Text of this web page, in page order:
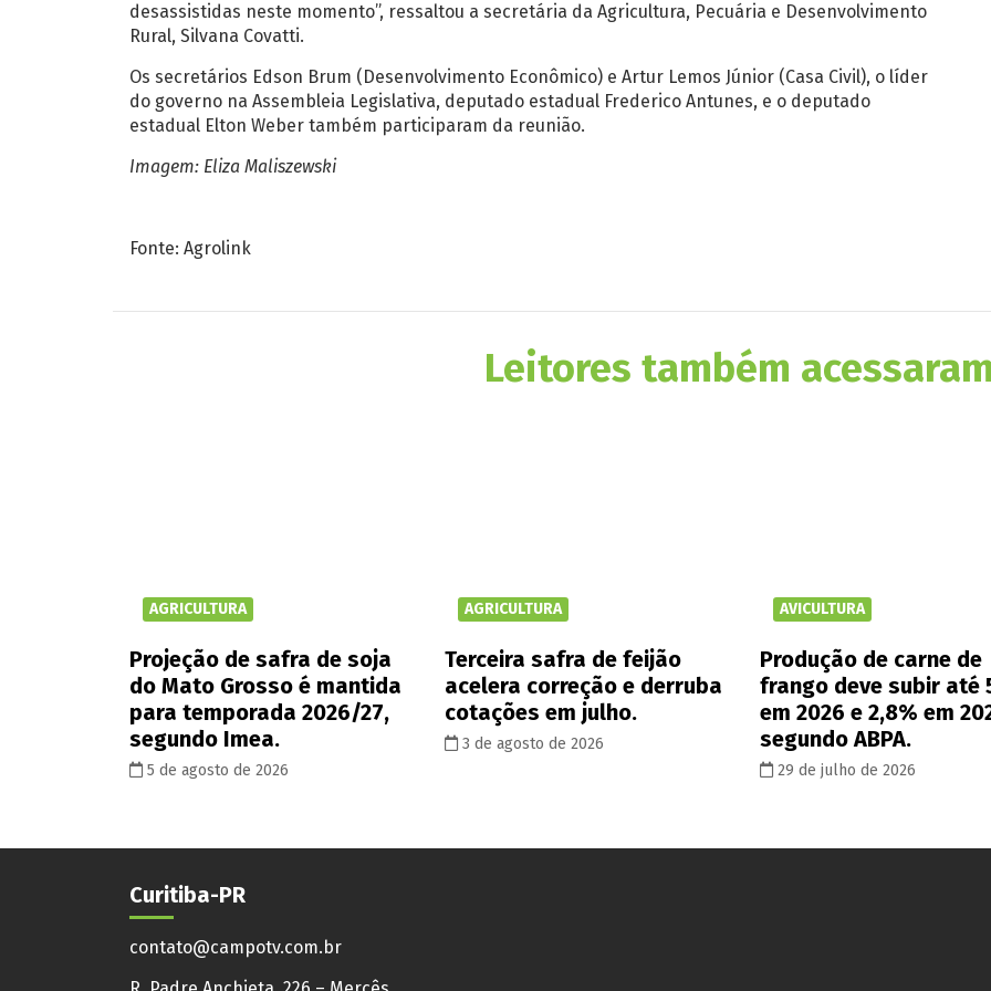
desassistidas neste momento”, ressaltou a secretária da Agricultura, Pecuária e Desenvolvimento
Rural, Silvana Covatti.
Os secretários Edson Brum (Desenvolvimento Econômico) e Artur Lemos Júnior (Casa Civil), o líder
do governo na Assembleia Legislativa, deputado estadual Frederico Antunes, e o deputado
estadual Elton Weber também participaram da reunião.
Imagem: Eliza Maliszewski
Fonte: Agrolink
Leitores também
AGRICULTURA
Projeção de safra de soja
do Mato Grosso é mantida
para temporada 2026/27,
segundo Imea.
5 de agosto de 2026
AGRICULTURA
Terceira safra de feijão
acelera correção e derruba
cotações em julho.
3 de agosto de 2026
AVICULTURA
Produção de carne de
frango deve subir até
em 2026 e 2,8% em
segundo ABPA.
29 de julho de 2026
Curitiba-PR
contato@campotv.com.br